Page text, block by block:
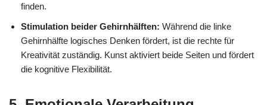
finden.
Stimulation beider Gehirnhälften: Während die linke
Gehirnhälfte logisches Denken fördert, ist die rechte für
Kreativität zuständig. Kunst aktiviert beide Seiten und fördert
die kognitive Flexibilität.